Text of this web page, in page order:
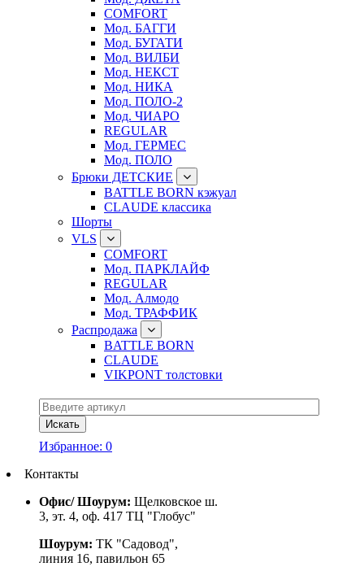
COMFORT
Мод. БАГГИ
Мод. БУГАТИ
Мод. ВИЛБИ
Мод. НЕКСТ
Мод. НИКА
Мод. ПОЛО-2
Мод. ЧИАРО
REGULAR
Мод. ГЕРМЕС
Мод. ПОЛО
Брюки ДЕТСКИЕ
BATTLE BORN кэжуал
CLAUDE классика
Шорты
VLS
COMFORT
Мод. ПАРКЛАЙФ
REGULAR
Мод. Алмодо
Мод. ТРАФФИК
Распродажа
BATTLE BORN
CLAUDE
VIKPONT толстовки
Избранное: 0
Контакты
Офис/ Шоурум: Щелковское ш.
3, эт. 4, оф. 417 ТЦ "Глобус"
Шоурум: ТК "Садовод",
линия 16, павильон 65